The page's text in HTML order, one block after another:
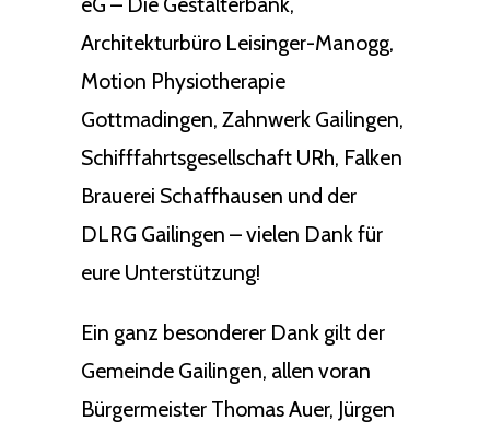
Architekturbüro Leisinger-Manogg,
Motion Physiotherapie
Gottmadingen, Zahnwerk Gailingen,
Schifffahrtsgesellschaft URh, Falken
Brauerei Schaffhausen und der
DLRG Gailingen – vielen Dank für
eure Unterstützung!
Ein ganz besonderer Dank gilt der
Gemeinde Gailingen, allen voran
Bürgermeister Thomas Auer, Jürgen